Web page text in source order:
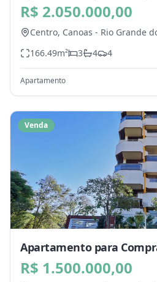
Canoas - RS
R$ 2.050.000,00
Centro, Canoas - Rio Grande
166.49m² 3 4 4
Apartamento
Venda
Apartamento para
Canoas - RS
R$ 1.500.000,00